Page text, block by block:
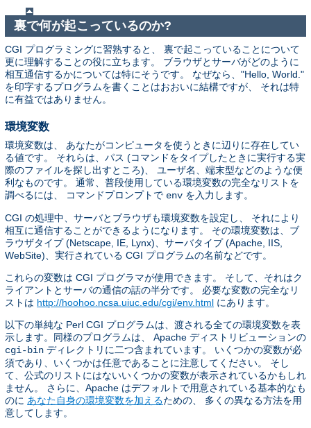
裏で何が起こっているのか?
CGI プログラミングに習熟すると、 裏で起こっていることについて
更に理解することの役に立ちます。 ブラウザとサーバがどのように
相互通信するかについては特にそうです。 なぜなら、"Hello, World."
を印字するプログラムを書くことはおおいに結構ですが、 それは特
に有益ではありません。
環境変数
環境変数は、 あなたがコンピュータを使うときに辺りに存在してい
る値です。 それらは、パス (コマンドをタイプしたときに実行する実
際のファイルを探し出すところ)、 ユーザ名、端末型などのような便
利なものです。 通常、普段使用している環境変数の完全なリストを
調べるには、 コマンドプロンプトで env を入力します。
CGI の処理中、サーバとブラウザも環境変数を設定し、 それにより
相互に通信することができるようになります。 その環境変数は、ブ
ラウザタイプ (Netscape, IE, Lynx)、サーバタイプ (Apache, IIS,
WebSite)、実行されている CGI プログラムの名前などです。
これらの変数は CGI プログラマが使用できます。 そして、それはク
ライアントとサーバの通信の話の半分です。 必要な変数の完全なリ
ストは http://hoohoo.ncsa.uiuc.edu/cgi/env.html にあります。
以下の単純な Perl CGI プログラムは、渡される全ての環境変数を表
示します。同様のプログラムは、 Apache ディストリビューションの
cgi-bin ディレクトリに二つ含まれています。 いくつかの変数が必
須であり、いくつかは任意であることに注意してください。 そし
て、公式のリストにはないいくつかの変数が表示されているかもしれ
ません。 さらに、Apache はデフォルトで用意されている基本的なも
のに あなた自身の環境変数を加えるための、 多くの異なる方法を用
意してします。